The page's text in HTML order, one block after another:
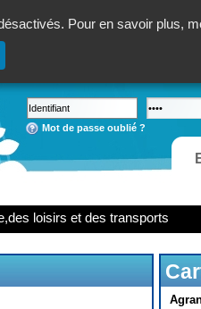
Pour en savoir plus,
Mot de passe oublié ?
loisirs et des transports